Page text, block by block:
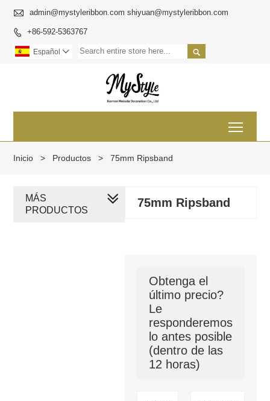
 admin@mystyleribbon.com shiyuan@mystyleribbon.com
 +86-592-5363767

Español 
Inicio > Productos > 75mm Ripsband
75mm Ripsband
Obtenga el
último precio?
Le
responderemos
lo antes posible
(dentro de las
12 horas)
MÁS
PRODUCTOS